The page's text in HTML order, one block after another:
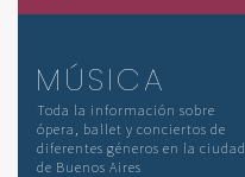
MÚSICA
Toda la información sobre
ópera, ballet y conciertos de
diferentes géneros en la ciudad
de Buenos Aires